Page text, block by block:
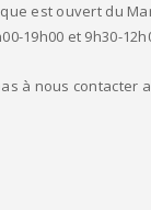
est ouvert du
19h00 et 9h30-
à nous contacter